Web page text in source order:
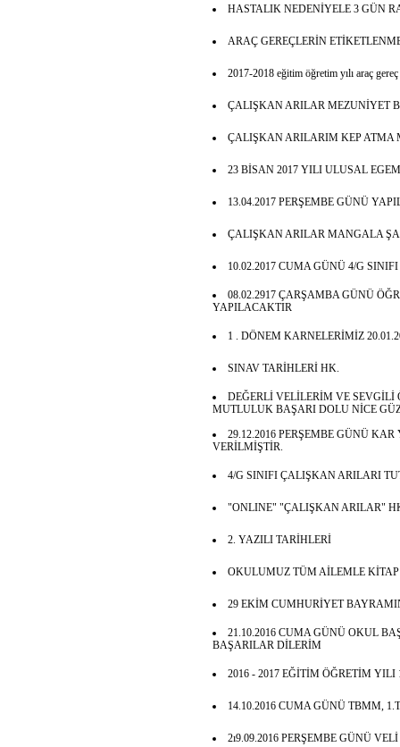
HASTALIK NEDENİYELE 3 GÜN
ARAÇ GEREÇLERİN
2017-2018 eğitim öğretim yılı araç
ÇALIŞKAN ARILAR MEZUNİYET
ÇALIŞKAN ARILARIM KEP ATMA
23 BİSAN 2017 YILI ULUSAL
13.04.2017 PERŞEMBE GÜNÜ
ÇALIŞKAN ARILAR MANGALA
10.02.2017 CUMA GÜNÜ 4/G
08.02.2917 ÇARŞAMBA GÜNÜ
YAPILACAKTIR
1 . DÖNEM KARNELERİMİZ
SINAV TARİHLERİ HK.
DEĞERLİ VELİLERİM VE
MUTLULUK BAŞARI DOLU NİCE
29.12.2016 PERŞEMBE GÜNÜ
VERİLMİŞTİR.
4/G SINIFI ÇALIŞKAN ARILARI
"ONLINE" "ÇALIŞKAN ARILAR"
2. YAZILI TARİHLERİ
OKULUMUZ TÜM AİLEMLE
29 EKİM CUMHURİYET
21.10.2016 CUMA GÜNÜ OKUL
BAŞARILAR DİLERİM
2016 - 2017 EĞİTİM ÖĞRETİM YILI
14.10.2016 CUMA GÜNÜ TBMM,
2ı9.09.2016 PERŞEMBE GÜNÜ